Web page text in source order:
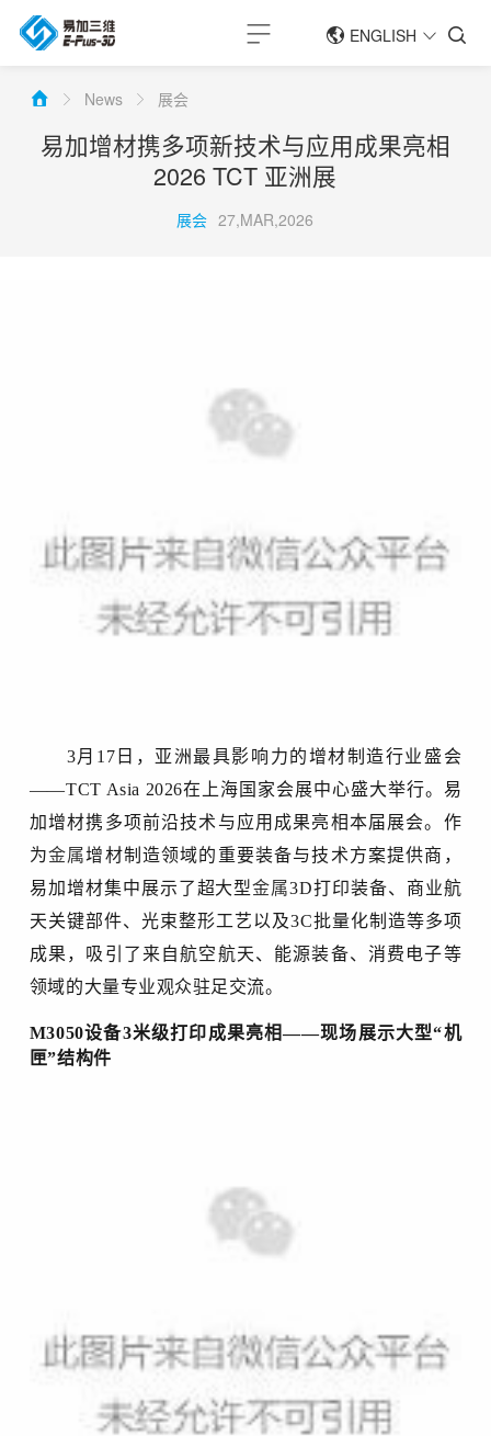
ENGLISH
ENGLISH
News 展会
易加增材携多项新技术与应用成果亮相
2026 TCT 亚洲展
展会 27,MAR,2026
3月17 日 ，亚洲最具影响力的增材制造行业盛会
——TCT Asia 2026在上海国家会展中心盛大举行。易
加增材携多项前沿技术与应用成果亮相本届展会。作
为金属增材制造领域的重要装备与技术方案提供商，
易加增材集中展示了超大型金属3D打印装备、商业航
天关键部件、光束整形工艺以及3C批量化制造等多项
成果，吸引了来自航空航天、能源装备、消费电子等
领域的大量专业观众驻足交流。
M3050设备3米级打印成果亮相——现场展示大型“机
匣”结构件